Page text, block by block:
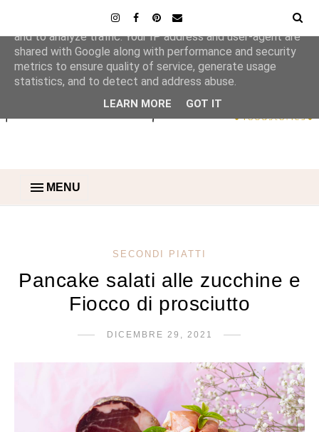
MENU
SECONDI PIATTI
Pancake salati alle zucchine e
Fiocco di prosciutto
DICEMBRE 29, 2021
This site uses cookies from Google to deliver its services
and to analyze traffic. Your IP address and user-agent are
shared with Google along with performance and security
metrics to ensure quality of service, generate usage
statistics, and to detect and address abuse.
LEARN MORE GOT IT